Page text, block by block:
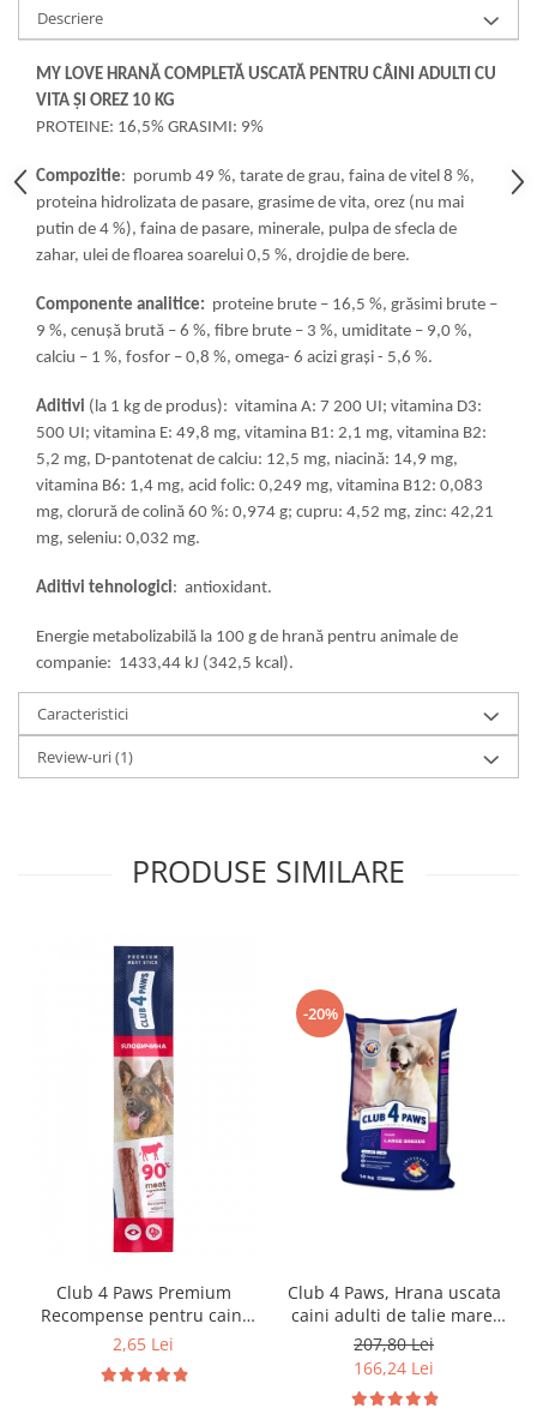
Descriere
MY LOVE HRANĂ COMPLETĂ USCATĂ PENTRU CÂINI ADULTI CU
VITA ȘI OREZ 10 KG
PROTEINE: 16,5% GRASIMI: 9%
Compozitie: porumb 49 %, tarate de grau, faina de vitel 8 %,
proteina hidrolizata de pasare, grasime de vita, orez (nu mai
putin de 4 %), faina de pasare, minerale, pulpa de sfecla de
zahar, ulei de floarea soarelui 0,5 %, drojdie de bere.
Componente analitice: proteine ​​brute – 16,5 %, grăsimi brute –
9 %, cenușă brută – 6 %, fibre brute – 3 %, umiditate – 9,0 %,
calciu – 1 %, fosfor – 0,8 %, omega- 6 acizi grași - 5,6 %.
Aditivi (la 1 kg de produs): vitamina A: 7 200 UI; vitamina D3:
500 UI; vitamina E: 49,8 mg, vitamina B1: 2,1 mg, vitamina B2:
5,2 mg, D-pantotenat de calciu: 12,5 mg, niacină: 14,9 mg,
vitamina B6: 1,4 mg, acid folic: 0,249 mg, vitamina B12: 0,083
mg, clorură de colină 60 %: 0,974 g; cupru: 4,52 mg, zinc: 42,21
mg, seleniu: 0,032 mg.
Aditivi tehnologici: antioxidant.
Energie metabolizabilă la 100 g de hrană pentru animale de
companie: 1433,44 kJ (342,5 kcal).
Caracteristici
Review-uri(1)
PRODUSE SIMILARE
Club 4 Paws Premium
Recompense pentru caini
stick cu vita, 12g
2,65 Lei
-20%
Club 4 Paws, Hrana uscata
caini adulti de talie mare,
pui, 14kg
207,80 Lei
166,24 Lei